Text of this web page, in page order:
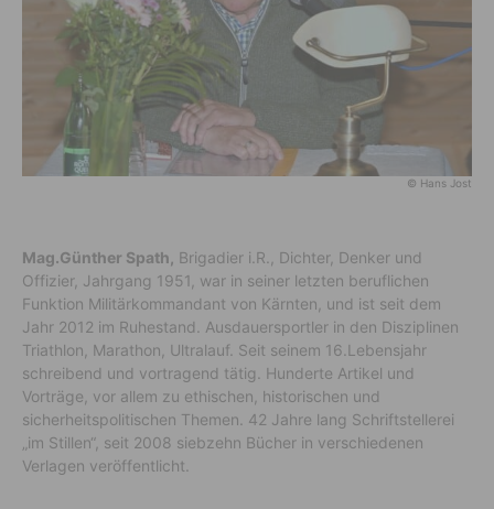
© Hans Jost
Mag.Günther Spath, Brigadier i.R., Dichter, Denker und
Offizier, Jahrgang 1951, war in seiner letzten beruflichen
Funktion Militärkommandant von Kärnten, und ist seit dem
Jahr 2012 im Ruhestand. Ausdauersportler in den Disziplinen
Triathlon, Marathon, Ultralauf. Seit seinem 16.Lebensjahr
schreibend und vortragend tätig. Hunderte Artikel und
Vorträge, vor allem zu ethischen, historischen und
sicherheitspolitischen Themen. 42 Jahre lang Schriftstellerei
„im Stillen“, seit 2008 siebzehn Bücher in verschiedenen
Verlagen veröffentlicht.